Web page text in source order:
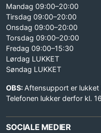
Mandag 09:00–20:00
Tirsdag 09:00–20:00
Onsdag 09:00–20:00
Torsdag 09:00–20:00
Fredag 09:00–15:30
Lørdag LUKKET
Søndag LUKKET
OBS: Aftensupport er
Telefonen lukker derfor kl.
SOCIALE MEDIER